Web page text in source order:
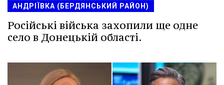
АНДРІЇВКА (БЕРДЯНСЬКИЙ РАЙОН)
Російські війська захопили ще одне
село в Донецькій області.